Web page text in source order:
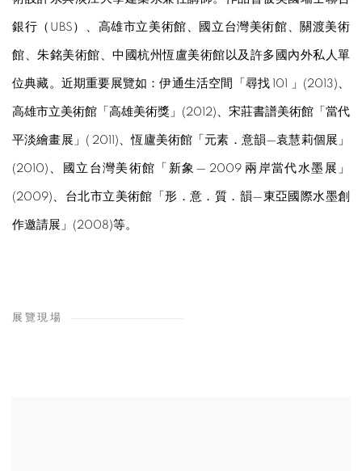
銀行（UBS）、高雄市立美術館、國立台灣美術館、關渡美術
館、朱銘美術館、中國杭州恆盧美術館以及許多國內外私人單
位典藏。近期重要展覽如：伊通生活空間「尋找 101 」(2013)、
高雄市立美術館「高雄美術獎」(2012)、宋莊書譜美術館「當代
平淡繪畫展」( 2011)、恆廬美術館「元素．意韻—袁慧莉個展」
(2010)、國立台灣美術館「新象— 2009 兩岸當代水墨展」
(2009)、台北市立美術館「形．意．質．韻—東亞國際水墨創
作邀請展」(2008)等。
展覽現場